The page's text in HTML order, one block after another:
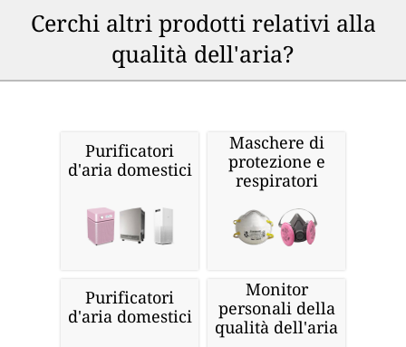
Cerchi altri prodotti relativi alla
qualità dell'aria?
Purificatori
d'aria domestici
Maschere di
protezione e
respiratori
Purificatori
d'aria domestici
Monitor
personali della
qualità dell'aria